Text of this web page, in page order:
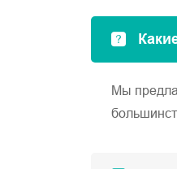
Мы